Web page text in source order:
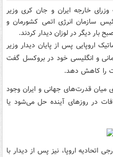
خارجه ایران و جان کری وزیر
سازمان انرژی اتمی کشورمان و
بار دیگر در لوزان دیدار کردند.
اروپایی پس از پایان دیدار وزیر
و انگلیسی خود در بروکسل گفت
را کاهش دهد.
قدرت‌های جهانی و ایران وجود
در روزهای آینده حل می‌شود یا
اتحادیه اروپا، نیز پس از دیدار با